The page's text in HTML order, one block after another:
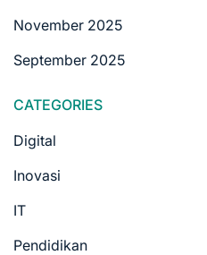
November 2025
September 2025
CATEGORIES
Digital
Inovasi
IT
Pendidikan